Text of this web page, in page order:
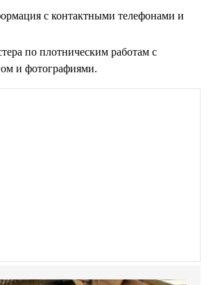
с контактными телефонами и
по плотническим работам с
и фотографиями.